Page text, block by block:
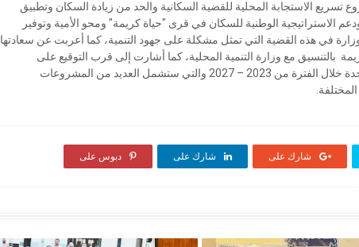
تسريع الاستجابة المحلية للقضية السكانية والحد من زيادة السكان وتطبيق
الاستراتيجية الوطنية للسكان في قرى "حياة كريمة" ومحو الأمية وتوفير
في هذه القضية التي تمثل مشكلة على جهود التنمية، كما أعربت عن سعادتها
بالتنسيق مع وزارة التنمية المحلية، كما أشارت إلى قرب التوقيع على
الاتفاقية الإطارية الخاصة بالتعاون بين مصر والأمم المتحدة خلال الفترة من 2023 – 2027 والتي ستشمل العديد من المشروعات
شارك على شارك على دبوس على